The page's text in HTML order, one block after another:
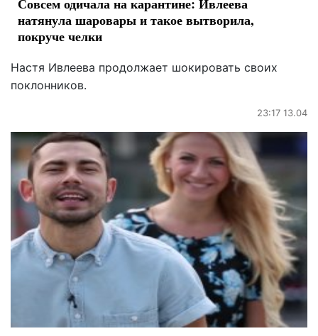
Совсем одичала на карантине: Ивлеева
натянула шаровары и такое вытворила,
покруче челки
Настя Ивлеева продолжает шокировать своих
поклонников.
23:17 13.04